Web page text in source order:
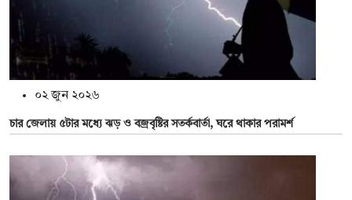
০২ জুন ২০২৬
চার জেলায় ৫টার মধ্যে ঝড় ও বজ্রবৃষ্টির সতর্কবার্তা, ঘরে থাকার পরামর্শ